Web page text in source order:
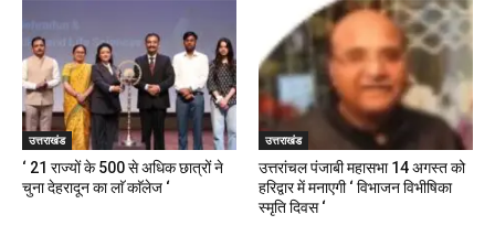
उत्तराखंड
‘ 21 राज्यों के 500 से अधिक छात्रों ने
चुना देहरादून का लाॅ काॅलेज ‘
उत्तराखंड
उत्तरांचल पंजाबी महासभा 14 अगस्त को
हरिद्वार में मनाएगी ‘ विभाजन विभीषिका
स्मृति दिवस ‘